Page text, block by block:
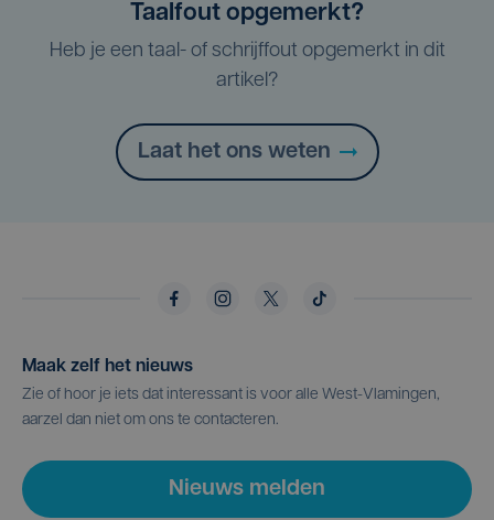
Taalfout opgemerkt?
Heb je een taal- of schrijffout opgemerkt in dit
artikel?
Laat het ons weten
Maak zelf het nieuws
Zie of hoor je iets dat interessant is voor alle West-Vlamingen,
aarzel dan niet om ons te contacteren.
Nieuws melden